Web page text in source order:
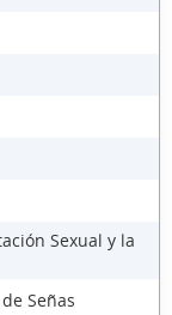
Sexual y la
Señas